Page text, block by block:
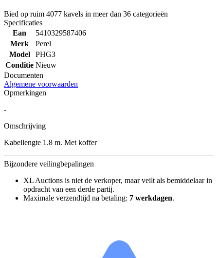
Bied op ruim 4077 kavels in meer dan 36 categorieën
Specificaties
Ean
5410329587406
Merk
Perel
Model
PHG3
Conditie Nieuw
Documenten
Algemene voorwaarden
Opmerkingen
-
Omschrijving
Kabellengte 1.8 m. Met koffer
Bijzondere veilingbepalingen
XL Auctions is niet de verkoper, maar veilt als bemiddelaar in
opdracht van een derde partij.
Maximale verzendtijd na betaling: 7 werkdagen.